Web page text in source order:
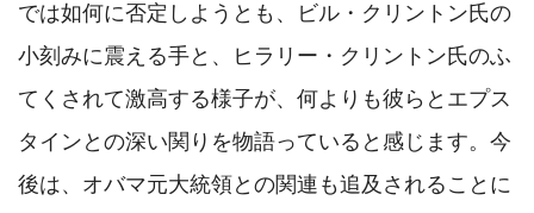
では如何に否定しようとも、ビル・クリントン氏の
小刻みに震える手と、ヒラリー・クリントン氏のふ
てくされて激高する様子が、何よりも彼らとエプス
タインとの深い関りを物語っていると感じます。今
後は、オバマ元大統領との関連も追及されることに